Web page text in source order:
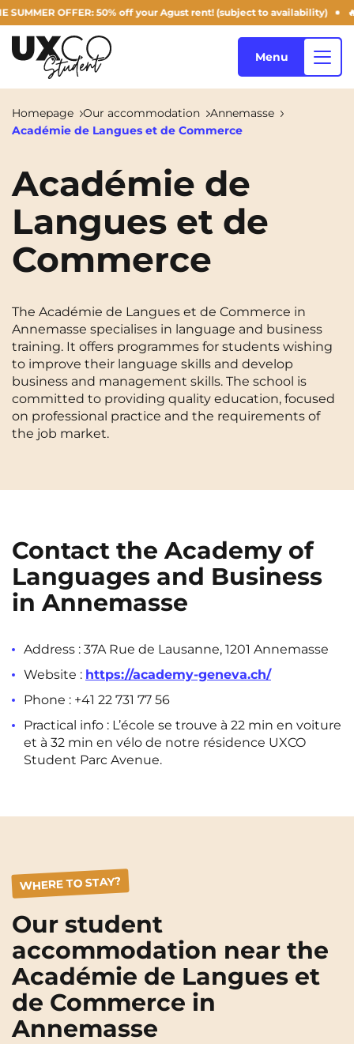
SUMMER OFFER: 50% off your Agust rent! (subject to availability) 🔥
View all cities
Annemasse Archamps
Aulnoy-lez-Valenciennes
Bezons Blois
Bordeaux Boulogne-Billancourt
Brest Caen
Cergy-Pontoise Chambéry NEW!
Clermont-Ferrand Dijon
Gradignan
Marseille Montpellier
Nantes
Palaiseau Paris
Rennes
Saint-Denis Saint-Etienne
Toulouse Tours
Villejuif
Who are we ?
Blog
EN
FR
EN
Instagram
TikTokFacebookYouTubeLinkedIn
Menu
Homepage Our accommodation
Annemasse
Académie de Langues et de Commerce
Académie de
Langues et de
Commerce
The Académie de Langues et de Commerce in
Annemasse specialises in language and business
training. It offers programmes for students wishing
to improve their language skills and develop
business and management skills. The school is
committed to providing quality education, focused
on professional practice and the requirements of
the job market.
Contact the Academy of
Languages and Business
in Annemasse
Address : 37A Rue de Lausanne, 1201 Annemasse
Website : https://academy-geneva.ch/
Phone : +41 22 731 77 56
Practical info : L’école se trouve à 22 min en voiture
et à 32 min en vélo de notre résidence UXCO
Student Parc Avenue.
WHERE TO STAY?
Our student
accommodation near the
Académie de Langues et
de Commerce in
Annemasse